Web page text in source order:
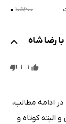
۱۰۵۶۰۰
رضا شاه
1
1
ادامه مطالب،
البته کوتاه و